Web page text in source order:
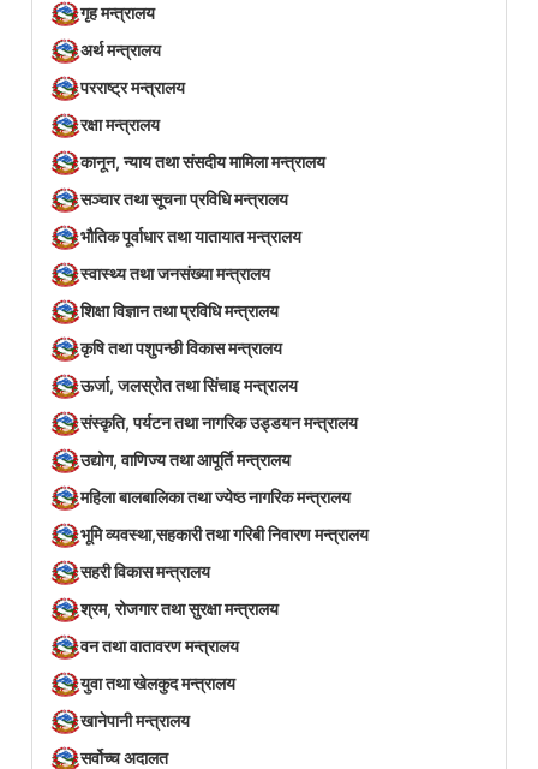
गृह मन्त्रालय
अर्थ मन्त्रालय
परराष्ट्र मन्त्रालय
रक्षा मन्त्रालय
कानून, न्याय तथा संसदीय मामिला मन्त्रालय
सञ्‍चार तथा सूचना प्रविधि मन्त्रालय
भौतिक पूर्वाधार तथा यातायात मन्त्रालय
स्वास्थ्य तथा जनसंख्या मन्त्रालय
शिक्षा विज्ञान तथा प्रविधि मन्त्रालय
कृषि तथा पशुपन्छी विकास मन्त्रालय
ऊर्जा, जलस्रोत तथा सिंचाइ मन्त्रालय
संस्कृति, पर्यटन तथा नागरिक उड्डयन मन्त्रालय
उद्योग, वाणिज्य तथा आपूर्ति मन्त्रालय
महिला बालबालिका तथा ज्येष्ठ नागरिक मन्त्रालय
भूमि व्यवस्था,सहकारी तथा गरिबी निवारण मन्त्रालय
सहरी विकास मन्त्रालय
श्रम, रोजगार तथा सुरक्षा मन्त्रालय
वन तथा वातावरण मन्त्रालय
युवा तथा खेलकुद मन्त्रालय
खानेपानी मन्त्रालय
सर्वोच्च अदालत